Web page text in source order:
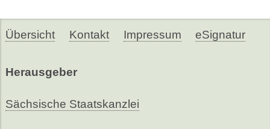
Übersicht Kontakt Impressum eSignatur
Herausgeber
Sächsische Staatskanzlei